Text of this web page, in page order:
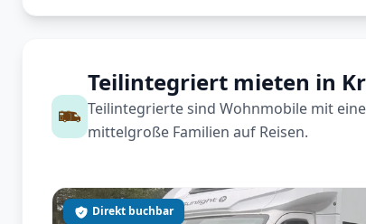
Teilintegriert mieten in
Teilintegrierte sind Wohnmobile mit
mittelgroße Familien auf Reisen.
Direkt buchbar